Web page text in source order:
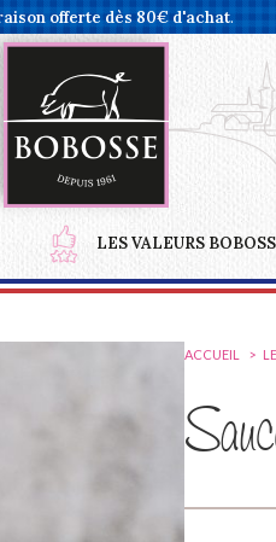
offerte dès 80€ d'achat.
LES VALEURS
ACCUEIL